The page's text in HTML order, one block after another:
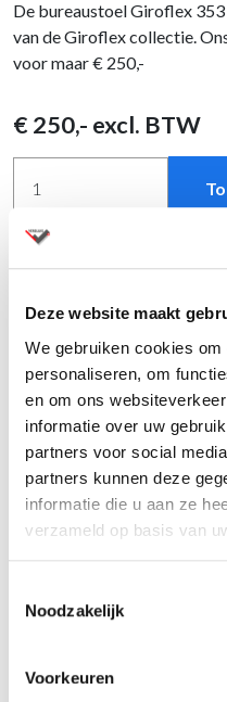
Deze website maakt
We gebruiken cookies
personaliseren, om
en om ons
informatie over uw
partners voor social
partners kunnen deze
informatie die u aan ze
verzameld op basis van
Noodzakelijk
Voorkeuren
De bureaustoel Giroflex
van de Giroflex collectie.
voor maar € 250,-
€ 250,- excl. BTW
Levertijd binnen 2
Andere kleuren op
Al ruim 80 jaar
Montage op aanvraag
Vraag een offerte aan
persoonlijke touch. Met zijn
zich automatisch aan de